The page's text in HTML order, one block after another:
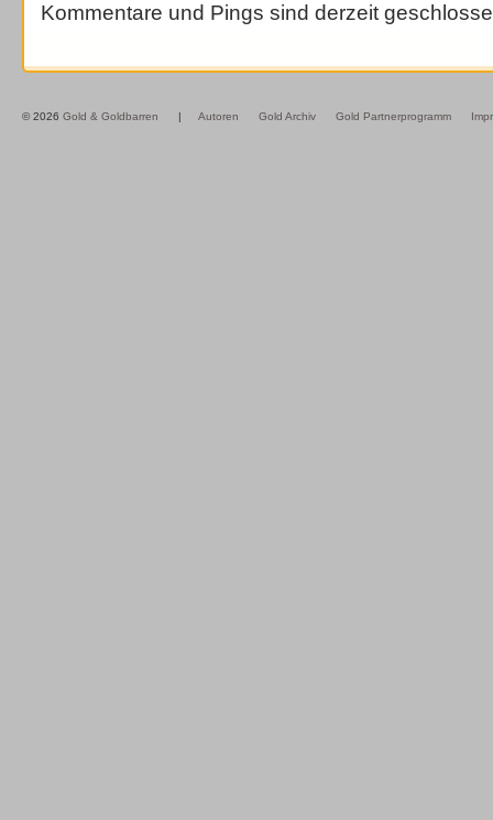
Kommentare und Pings sind derzeit
© 2026 Gold & Goldbarren Autoren Gold Archiv Gold Partnerprogramm